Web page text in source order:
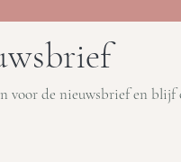
voor de nieuwsbrief en blijf